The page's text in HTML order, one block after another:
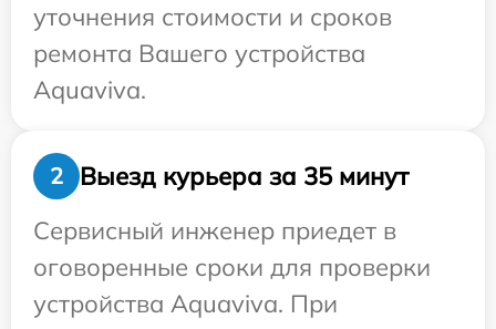
уточнения стоимости и сроков
ремонта Вашего устройства
Aquaviva.
2
Выезд курьера за 35 минут
Сервисный инженер приедет в
оговоренные сроки для проверки
устройства Aquaviva. При